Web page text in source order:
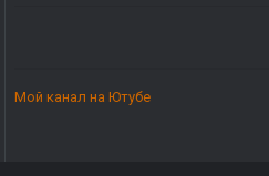
Мой канал на Ютубе